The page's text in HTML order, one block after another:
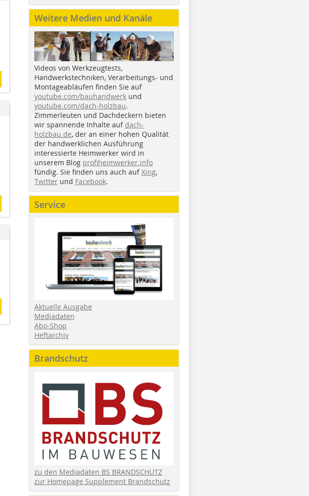
Weitere Medien und Kanäle
Videos von Werkzeugtests,
Handwerkstechniken, Verarbeitungs- und
Montageabläufen finden Sie auf
youtube.com/bauhandwerk und
youtube.com/dach-holzbau.
Zimmerleuten und Dachdeckern bieten
wir spannende Inhalte auf dach-
holzbau.de, der an einer hohen Qualität
der handwerklichen Ausführung
interessierte Heimwerker wird in
unserem Blog profiheimwerker.info
fündig. Sie finden uns auch aufXing,
Twitter und Facebook.
Service
Aktuelle Ausgabe
Mediadaten
Abo-Shop
Heftarchiv
Brandschutz
zu den Mediadaten BS BRANDSCHUTZ
zur Homepage Supplement Brandschutz